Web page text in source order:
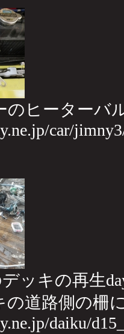
のヒーターバ
car/
ッキの再生
の道路側の柵
daiku/